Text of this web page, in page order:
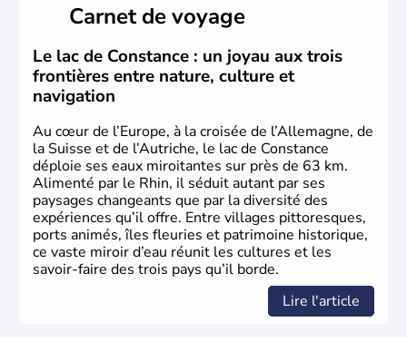
compte aujourd'hui plus de 8 millions d'habitants.
L'Autriche a donné naissance à de nombreux artistes :
Mozart, Schubert, le psychanalyste Freud, Romy
Schneider, Arnold Schwarzenegger, Anton Bruckner,
Gustav Mahler font partie des Autrichiens les plus
marquants de ces dernières décennies.
Carnet de voyage
Le lac de Constance : un joyau aux trois
frontières entre nature, culture et
navigation
Au cœur de l’Europe, à la croisée de l’Allemagne, de
la Suisse et de l’Autriche, le lac de Constance
déploie ses eaux miroitantes sur près de 63 km.
Alimenté par le Rhin, il séduit autant par ses
paysages changeants que par la diversité des
expériences qu’il offre. Entre villages pittoresques,
ports animés, îles fleuries et patrimoine historique,
ce vaste miroir d’eau réunit les cultures et les
savoir-faire des trois pays qu’il borde.
Lire l'article